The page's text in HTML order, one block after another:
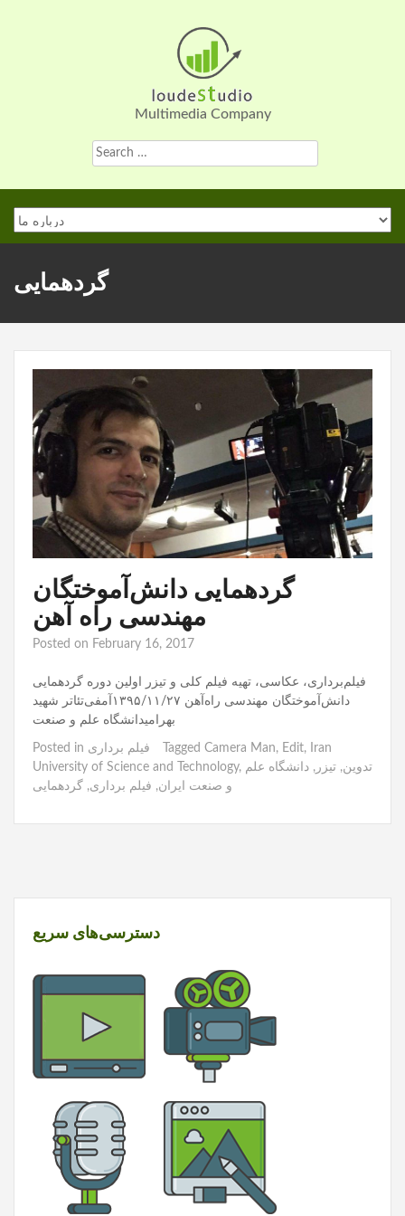
Multimedia Company
Search
for:
گردهمایی
گردهمایی دانش‌آموختگان
مهندسی راه آهن
Posted on February 16, 2017
فیلم‌برداری، عکاسی، تهیه فیلم کلی و تیزر اولین دوره گردهمایی
دانش‌آموختگان مهندسی راه‌آهن ۱۳۹۵/۱۱/۲۷آمفی‌تئاتر شهید
بهرامیدانشگاه علم و صنعت
Posted in فیلم برداری Tagged Camera Man, Edit,
Iran
University of Science and Technology, تدوین, تیزر , دانشگاه علم
و صنعت ایران, فیلم برداری, گردهمایی
دسترسی‌های سریع